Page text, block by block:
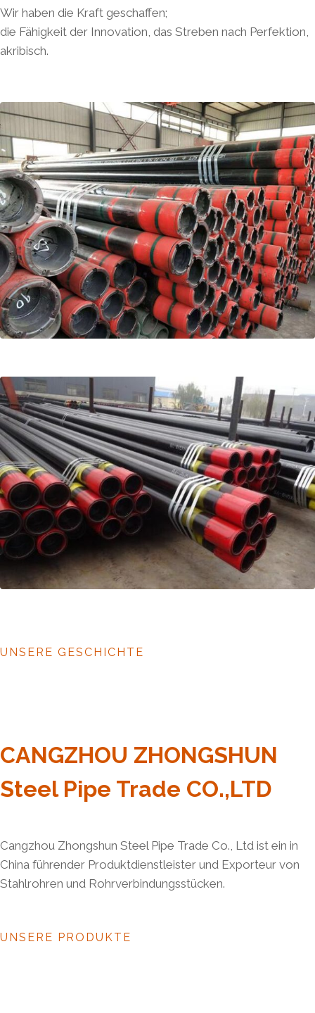
Wir haben die Kraft geschaffen;
die Fähigkeit der Innovation, das Streben nach Perfektion,
akribisch.
UNSERE GESCHICHTE
CANGZHOU ZHONGSHUN
Steel Pipe Trade CO.,LTD
Cangzhou Zhongshun Steel Pipe Trade Co., Ltd ist ein in
China führender Produktdienstleister und Exporteur von
Stahlrohren und Rohrverbindungsstücken.
UNSERE PRODUKTE